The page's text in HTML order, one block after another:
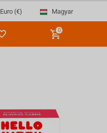
Euro (€) Magyar
0